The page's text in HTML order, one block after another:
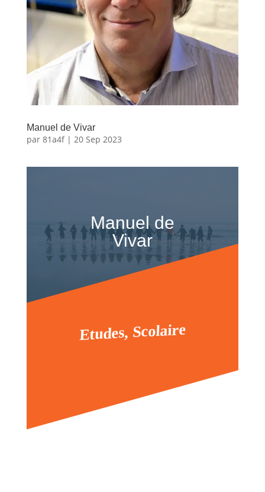
Manuel de Vivar
par 81a4f| 20 Sep 2023
Manuel de
Vivar
Etudes, Scolaire